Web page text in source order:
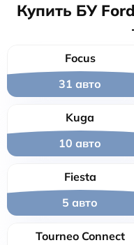
Купить БУ
Focus
31 авто
Kuga
10 авто
Fiesta
5 авто
Tourneo Connect